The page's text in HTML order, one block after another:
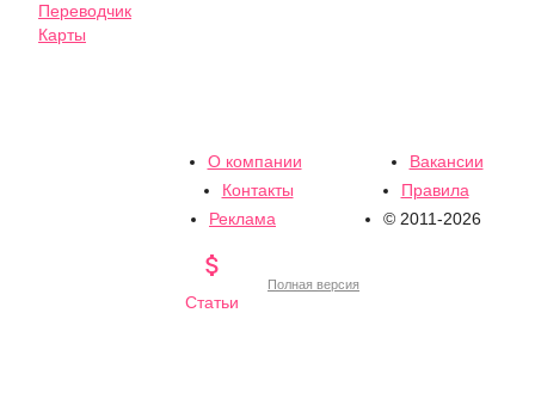
Переводчик
Карты
О компании
Вакансии
Контакты
Правила
Реклама
© 2011-2026

Статьи
Полная версия